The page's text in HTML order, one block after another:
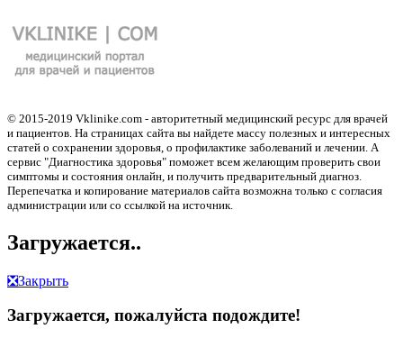
© 2015-2019 Vklinike.com - авторитетный медицинский ресурс для врачей
и пациентов. На страницах сайта вы найдете массу полезных и интересных
статей о сохранении здоровья, о профилактике заболеваний и лечении. А
сервис "Диагностика здоровья" поможет всем желающим проверить свои
симптомы и состояния онлайн, и получить предварительный диагноз.
Перепечатка и копирование материалов сайта возможна только с согласия
администрации или со ссылкой на источник.
Загружается..
❎Закрыть
Загружается, пожалуйста подождите!